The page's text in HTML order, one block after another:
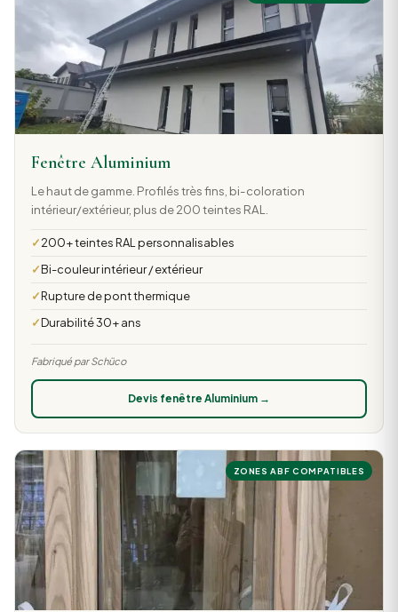
Fenêtre Aluminium
Le haut de gamme. Profilés très fins, bi-coloration
intérieur/extérieur, plus de 200 teintes RAL.
200+ teintes RAL personnalisables
Bi-couleur intérieur / extérieur
Rupture de pont thermique
Durabilité 30+ ans
Fabriqué par Schüco
Devis fenêtre Aluminium →
ZONES ABF COMPATIBLES